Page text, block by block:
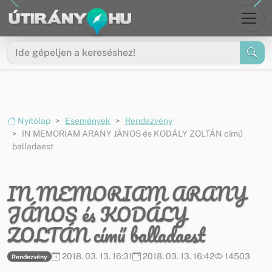
Ugrás a menüre
Ugrás a tartalomra
Nyitólap Események
Rendezvény
IN MEMORIAM ARANY JÁNOS és KODÁLY ZOLTÁN című
balladaest
IN MEMORIAM ARANY
JÁNOS és KODÁLY
ZOLTÁN című balladaest
Rendezvény 2018. 03. 13. 16:31 2018. 03. 13. 16:42 14503